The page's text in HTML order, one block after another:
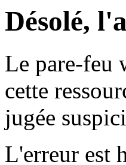
Désolé,
Le pare-feu
cette
jugée
L'erreur est